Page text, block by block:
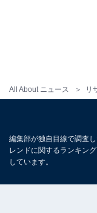
All About ニュース リ
編集部が独自目線で調査
レンドに関するランキン
しています。